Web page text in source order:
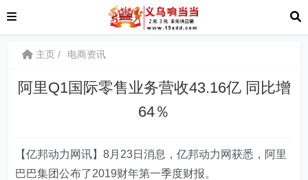
主页 电商资讯
阿里Q1国际零售业务营收43.16亿 同比增
64％
【亿邦动力网讯】8月23日消息，亿邦动力网获悉，阿里
巴巴集团公布了2019财年第一季度财报。